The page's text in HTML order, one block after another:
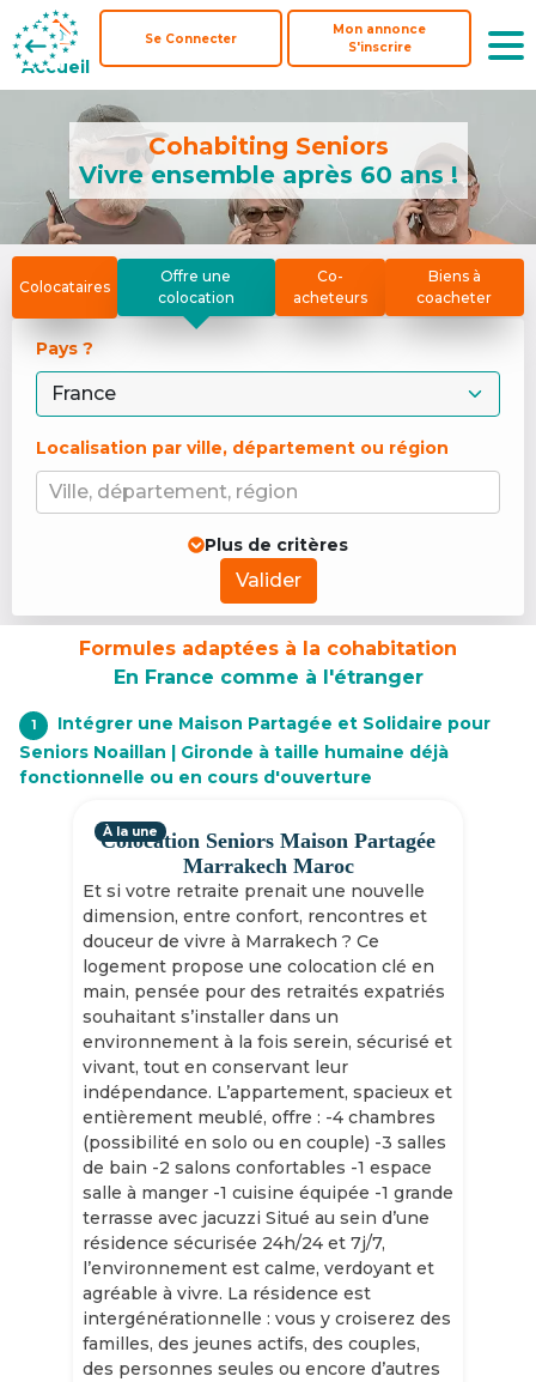
Accueil
Se Connecter
Mon annonce
S'inscrire
Accueil
Se Connecter
Mon annonce
S'inscrire
Cohabiting Seniors
Vivre ensemble après 60 ans !
Colocataires
Offre une
colocation
Co-
acheteurs
Biens à
coacheter
Pays ?
Localisation par ville, département ou région
Ville, département, région
Plus de critères
Valider
Formules adaptées à la cohabitation
En France comme à l'étranger
1
Intégrer une Maison Partagée et Solidaire pour
Seniors Noaillan | Gironde à taille humaine déjà
fonctionnelle ou en cours d'ouverture
Colocation Seniors Maison Partagée
Marrakech Maroc
Et si votre retraite prenait une nouvelle
dimension, entre confort, rencontres et
douceur de vivre à Marrakech ? Ce
logement propose une colocation clé en
main, pensée pour des retraités expatriés
souhaitant s’installer dans un
environnement à la fois serein, sécurisé et
vivant, tout en conservant leur
indépendance. L’appartement, spacieux et
entièrement meublé, offre : -4 chambres
(possibilité en solo ou en couple) -3 salles
de bain -2 salons confortables -1 espace
salle à manger -1 cuisine équipée -1 grande
terrasse avec jacuzzi Situé au sein d’une
résidence sécurisée 24h/24 et 7j/7,
l’environnement est calme, verdoyant et
agréable à vivre. La résidence est
intergénérationnelle : vous y croiserez des
familles, des jeunes actifs, des couples,
des personnes seules ou encore d’autres
À la une